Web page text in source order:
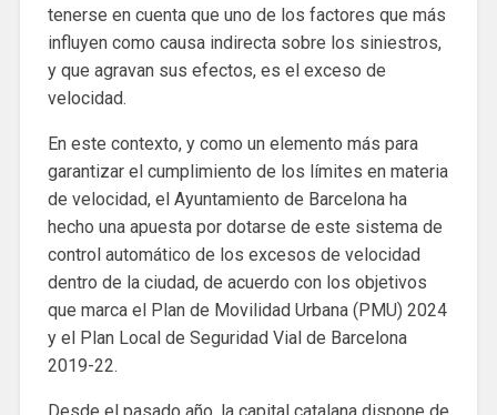
tenerse en cuenta que uno de los factores que más
influyen como causa indirecta sobre los siniestros,
y que agravan sus efectos, es el exceso de
velocidad.
En este contexto, y como un elemento más para
garantizar el cumplimiento de los límites en materia
de velocidad, el Ayuntamiento de Barcelona ha
hecho una apuesta por dotarse de este sistema de
control automático de los excesos de velocidad
dentro de la ciudad, de acuerdo con los objetivos
que marca el Plan de Movilidad Urbana (PMU) 2024
y el Plan Local de Seguridad Vial de Barcelona
2019-22.